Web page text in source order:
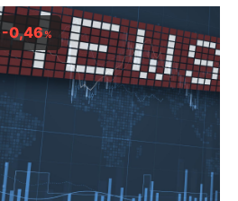
-0,46%